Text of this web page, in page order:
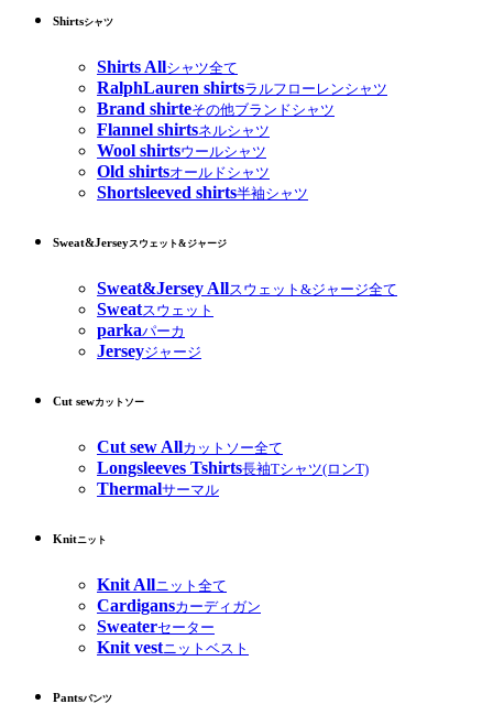
Shirtsシャツ
Shirts Allシャツ全て
RalphLauren shirtsラルフローレンシャツ
Brand shirteその他ブランドシャツ
Flannel shirtsネルシャツ
Wool shirtsウールシャツ
Old shirtsオールドシャツ
Shortsleeved shirts半袖シャツ
Sweat&Jerseyスウェット&ジャージ
Sweat&Jersey Allスウェット&ジャージ全て
Sweatスウェット
parkaパーカ
Jerseyジャージ
Cut sewカットソー
Cut sew Allカットソー全て
Longsleeves Tshirts長袖Tシャツ(ロンT)
Thermalサーマル
Knitニット
Knit Allニット全て
Cardigansカーディガン
Sweaterセーター
Knit vestニットベスト
Pantsパンツ